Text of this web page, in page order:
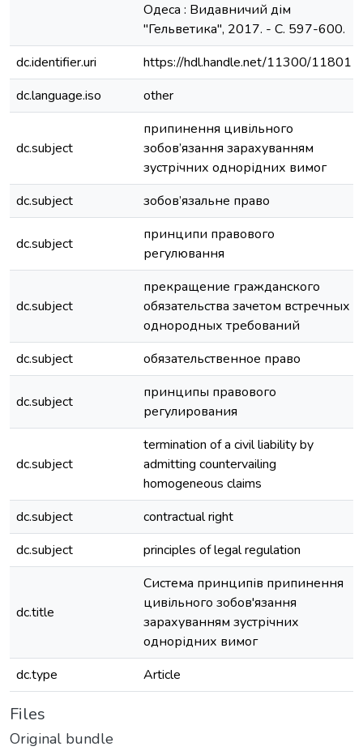
Одеса : Видавничий дім
"Гельветика", 2017. - С. 597-600.
dc.identifier.uri
https://hdl.handle.net/11300/11801
dc.language.iso
other
dc.subject
припинення цивільного
зобов’язання зарахуванням
зустрічних однорідних вимог
dc.subject
зобов’язальне право
dc.subject
принципи правового
регулювання
dc.subject
прекращение гражданского
обязательства зачетом встречных
однородных требований
dc.subject
обязательственное право
dc.subject
принципы правового
регулирования
dc.subject
termination of a civil liability by
admitting countervailing
homogeneous claims
dc.subject
contractual right
dc.subject
principles of legal regulation
dc.title
Система принципів припинення
цивільного зобов'язання
зарахуванням зустрічних
однорідних вимог
dc.type
Article
Files
Original bundle